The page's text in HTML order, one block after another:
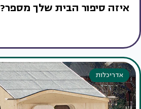
איזה סיפור הבית שלך מספר?
אדריכלות